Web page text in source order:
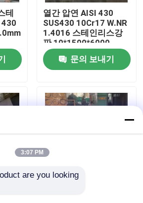
테
430
열간 압연 AISI 430
SUS430 10Cr17 W.NR
1.4016 스테인리스강
판 10*1500*6000
NO.1 표면
문의 보내기
로
3:07 PM
are you looking